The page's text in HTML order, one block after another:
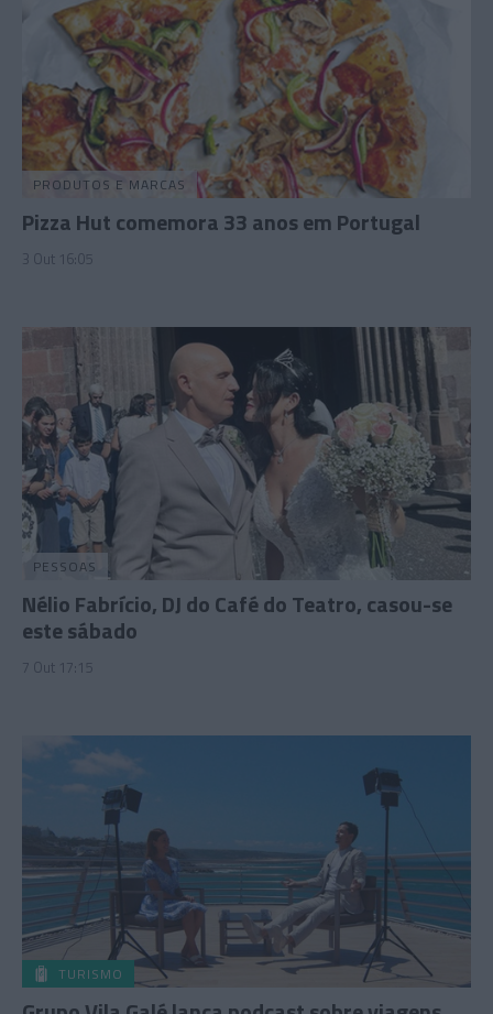
PRODUTOS E MARCAS
Pizza Hut comemora 33 anos em Portugal
3 Out 16:05
PESSOAS
Nélio Fabrício, DJ do Café do Teatro, casou-se
este sábado
7 Out 17:15
TURISMO